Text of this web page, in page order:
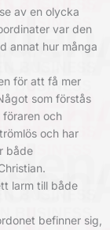
av en olycka
var den
annat hur många
för att få mer
som förstås
och
och har
både
larm till både
befinner sig,